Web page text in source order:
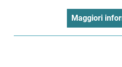
Maggiori